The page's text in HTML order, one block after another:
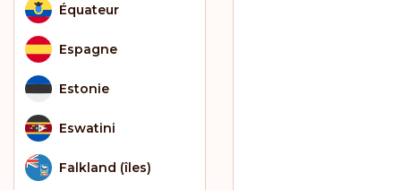
Équateur
Espagne
Estonie
Eswatini
Falkland (îles)